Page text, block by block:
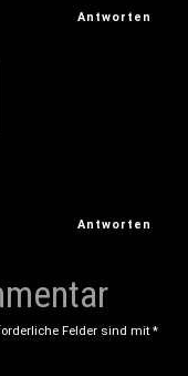
Antworten
Antworten
Felder sind mit*